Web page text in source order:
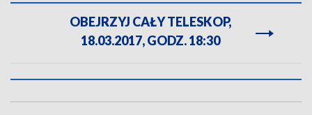
OBEJRZYJ CAŁY TELESKOP,
18.03.2017, GODZ. 18:30